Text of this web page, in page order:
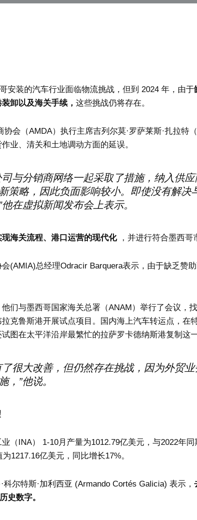
安装的汽车行业面临物流挑战，但到 2024 年，由于
卸以及海关手续， 这些挑战仍将存在。
协会（AMDA）执行主席吉列尔莫·罗萨莱斯·扎拉特
业、清关和土地调动方面的延误。
司与分销商网络一起采取了措施，纳入供
策略，因此负面影响较小。即使没有解决
在虚拟新闻发布会上表示。
海关流程、港口运营的现代化，并进行符合墨西哥
(AMIA)总经理Odracir Barquera表示，由于缺乏赞
们与墨西哥国家海关总署（ANAM）举行了会议，
克鲁斯港开展试点项目。国内海上汽车转运点，在
图在太平洋沿岸最繁忙的拉萨罗卡德纳斯港复制这一
了很大改善，但仍然存在挑战，因为外贸
，”他说。
（INA） 1-10月产量为1012.79亿美元，与2022年
1217.16亿美元，同比增长17%。
科尔特斯·加利西亚 (Armando Cortés Galicia) 表示，
史数字。